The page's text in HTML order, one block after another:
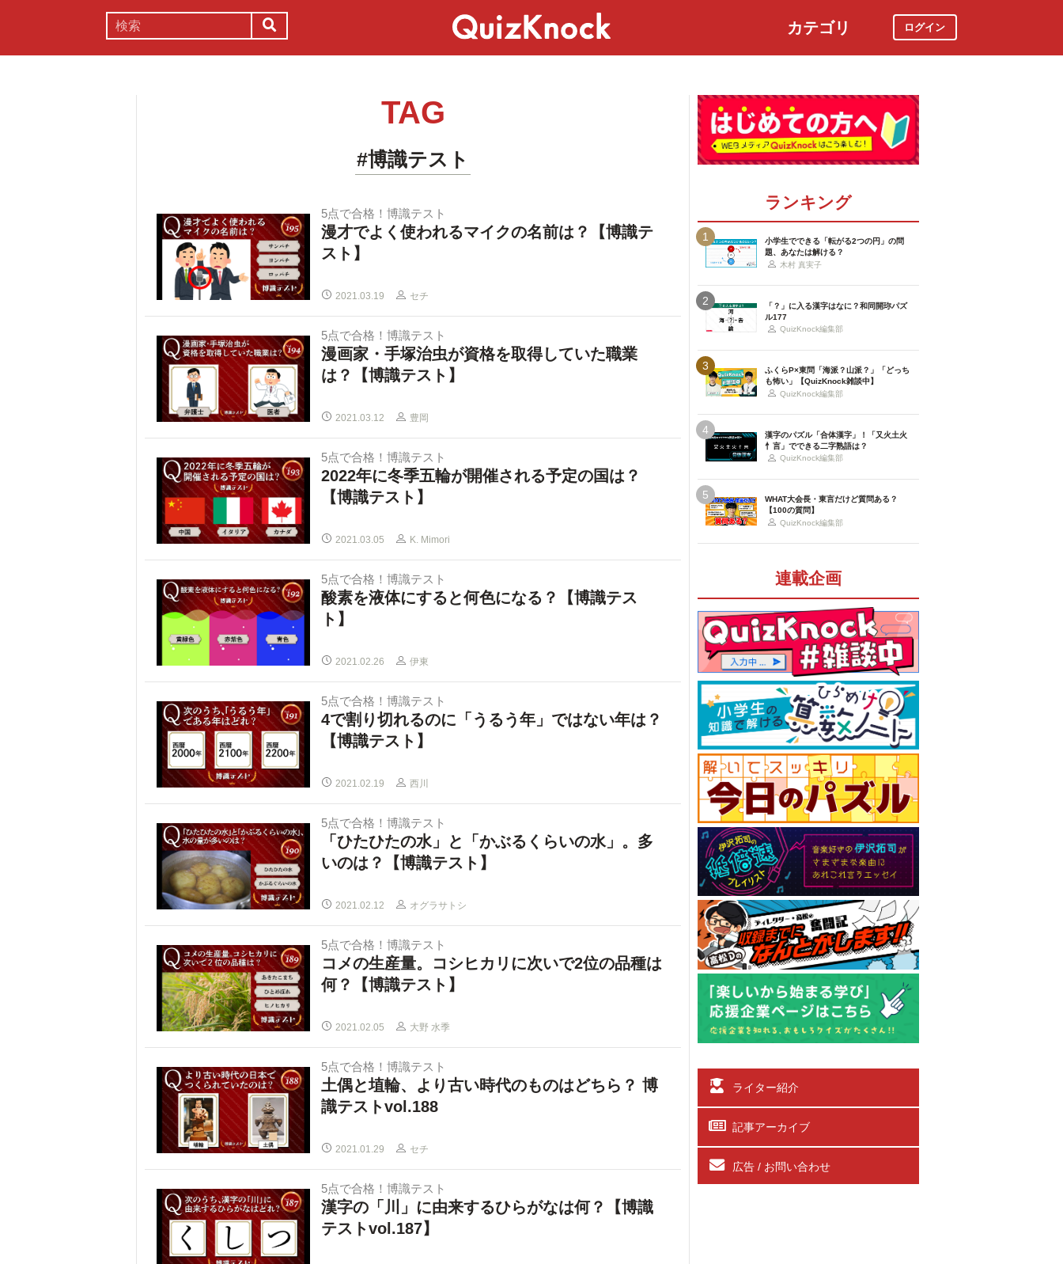
カテゴリ ログイン
TAG
#博識テスト
5点で合格！博識テスト
漫才でよく使われるマイクの名前は？【博識テ
スト】
2021.03.19 セチ
5点で合格！博識テスト
漫画家・手塚治虫が資格を取得していた職業
は？【博識テスト】
2021.03.12 豊岡
5点で合格！博識テスト
2022年に冬季五輪が開催される予定の国は？
【博識テスト】
2021.03.05 K. Mimori
5点で合格！博識テスト
酸素を液体にすると何色になる？【博識テス
ト】
2021.02.26 伊東
5点で合格！博識テスト
4で割り切れるのに「うるう年」ではない年は？
【博識テスト】
2021.02.19 西川
5点で合格！博識テスト
「ひたひたの水」と「かぶるくらいの水」。多
いのは？【博識テスト】
2021.02.12 オグラサトシ
5点で合格！博識テスト
コメの生産量。コシヒカリに次いで2位の品種は
何？【博識テスト】
2021.02.05 大野 水季
5点で合格！博識テスト
土偶と埴輪、より古い時代のものはどちら？ 博
識テストvol.188
2021.01.29 セチ
5点で合格！博識テスト
漢字の「川」に由来するひらがなは何？【博識
テストvol.187】
ランキング
1
小学生でできる「転がる2つの円」の問
題、あなたは解ける？
木村 真実子
2
「？」に入る漢字はなに？和同開珎パズ
ル177
QuizKnock編集部
3
ふくらP×東問「海派？山派？」「どっち
も怖い」【QuizKnock雑談中】
QuizKnock編集部
4
漢字のパズル「合体漢字」！「又火土火
忄言」でできる二字熟語は？
QuizKnock編集部
5
WHAT大会長・東言だけど質問ある？
【100の質問】
QuizKnock編集部
連載企画
ライター紹介
記事アーカイブ
広告 / お問い合わせ